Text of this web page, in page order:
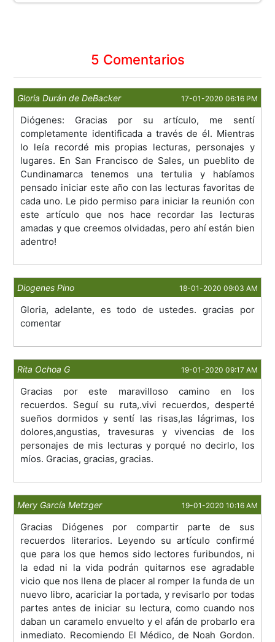
5 Comentarios
Gloria Durán de DeBacker 17-01-2020 06:16 PM
Diógenes: Gracias por su artículo, me sentí
completamente identificada a través de él. Mientras
lo leía recordé mis propias lecturas, personajes y
lugares. En San Francisco de Sales, un pueblito de
Cundinamarca tenemos una tertulia y habíamos
pensado iniciar este año con las lecturas favoritas de
cada uno. Le pido permiso para iniciar la reunión con
este artículo que nos hace recordar las lecturas
amadas y que creemos olvidadas, pero ahí están bien
adentro!
Diogenes Pino 18-01-2020 09:03 AM
Gloria, adelante, es todo de ustedes. gracias por
comentar
Rita Ochoa G 19-01-2020 09:17 AM
Gracias por este maravilloso camino en los
recuerdos. Seguí su ruta,.vivi recuerdos, desperté
sueños dormidos y sentí las risas,las lágrimas, los
dolores,angustias, travesuras y vivencias de los
personajes de mis lecturas y porqué no decirlo, los
míos. Gracias, gracias, gracias.
Mery García Metzger 19-01-2020 10:16 AM
Gracias Diógenes por compartir parte de sus
recuerdos literarios. Leyendo su artículo confirmé
que para los que hemos sido lectores furibundos, ni
la edad ni la vida podrán quitarnos ese agradable
vicio que nos llena de placer al romper la funda de un
nuevo libro, acariciar la portada, y revisarlo por todas
partes antes de iniciar su lectura, como cuando nos
daban un caramelo envuelto y el afán de probarlo era
inmediato. Recomiendo El Médico, de Noah Gordon.